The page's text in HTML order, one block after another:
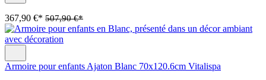
367,90 €* 507,90 €*
Armoire pour enfants Ajaton Blanc 70x120.6cm Vitalispa